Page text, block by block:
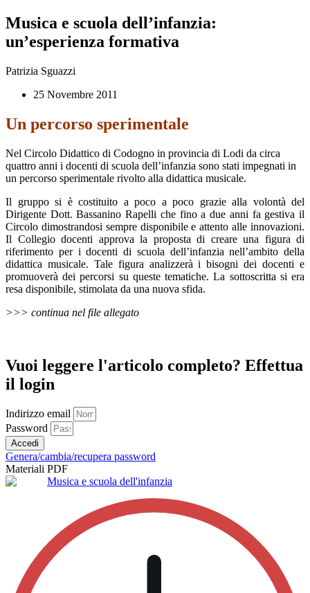
Musica e scuola dell’infanzia:
un’esperienza formativa
Patrizia Sguazzi
25 Novembre 2011
Un percorso sperimentale
Nel Circolo Didattico di Codogno in provincia di Lodi da circa
quattro anni i docenti di scuola dell’infanzia sono stati impegnati in
un percorso sperimentale rivolto alla didattica musicale.
Il gruppo si è costituito a poco a poco grazie alla volontà del
Dirigente Dott. Bassanino Rapelli che fino a due anni fa gestiva il
Circolo dimostrandosi sempre disponibile e attento alle innovazioni.
Il Collegio docenti approva la proposta di creare una figura di
riferimento per i docenti di scuola dell’infanzia nell’ambito della
didattica musicale. Tale figura analizzerà i bisogni dei docenti e
promuoverà dei percorsi su queste tematiche. La sottoscritta si era
resa disponibile, stimolata da una nuova sfida.
>>> continua nel file allegato
Vuoi leggere l'articolo completo? Effettua
il login
Indirizzo email
Password
Accedi
Genera/cambia/recupera password
Materiali PDF
Musica e scuola dell'infanzia